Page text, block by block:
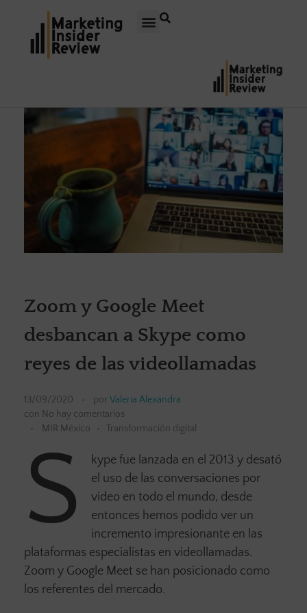
Zoom y Google Meet
desbancan a Skype como
reyes de las videollamadas
13/09/2020 por Valeria Alexandra
con No hay comentarios
MIR México
Transformación digital
S
kype fue lanzada en el 2013 y desató
el uso de las conversaciones por
video en todo el mundo, desde
entonces hemos podido ver un
incremento impresionante en las
plataformas especialistas en videollamadas.
Zoom y Google Meet se han posicionado como
los referentes del mercado.